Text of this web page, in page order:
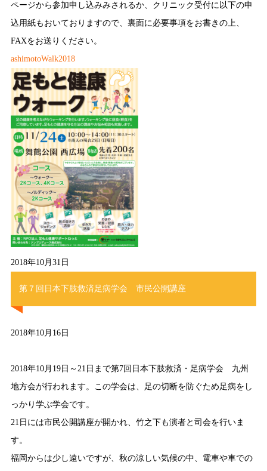
ページから参加申し込みみされるか、クリニック受付に以下の申
込用紙もおいておりますので、裏面に必要事項をお書きの上、
FAXをお送りください。
ashimotoWalk2018
2018年10月31日
第７回日本下肢救済足病学会 市民公開講座
2018年10月16日
2018年10月19日～21日まで第7回日本下肢救済・足病学会 九州
地方会が行われます。この学会は、足の切断を防ぐため足病をし
っかり学ぶ学会です。
21日には市民公開講座が開かれ、竹之下も演者と司会を行いま
す。
福岡からは少し遠いですが、秋の涼しい気候の中、電車や車での